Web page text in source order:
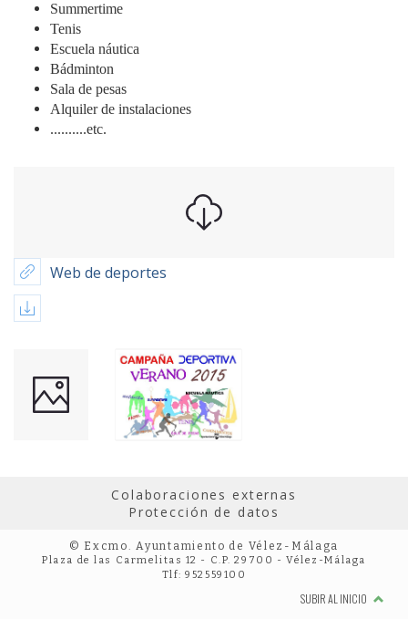
Summertime
Tenis
Escuela náutica
Bádminton
Sala de pesas
Alquiler de instalaciones
..........etc.
Web de deportes
Colaboraciones externas
Protección de datos
© Excmo. Ayuntamiento de Vélez-Málaga
Plaza de las Carmelitas 12 - C.P. 29700 - Vélez-Málaga
Tlf: 952559100
SUBIR AL INICIO